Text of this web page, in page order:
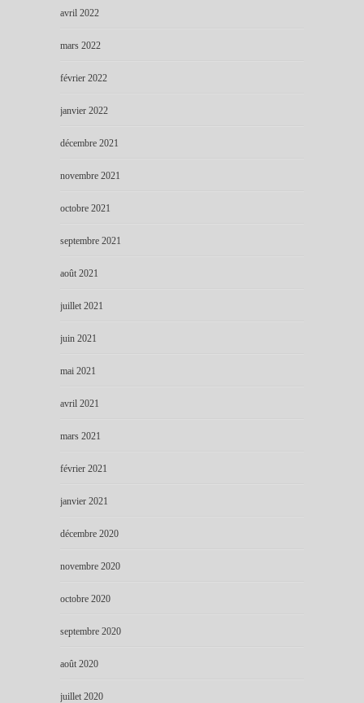
avril 2022
mars 2022
février 2022
janvier 2022
décembre 2021
novembre 2021
octobre 2021
septembre 2021
août 2021
juillet 2021
juin 2021
mai 2021
avril 2021
mars 2021
février 2021
janvier 2021
décembre 2020
novembre 2020
octobre 2020
septembre 2020
août 2020
juillet 2020